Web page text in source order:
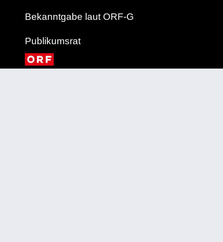
Bekanntgabe laut ORF-G
Publikumsrat